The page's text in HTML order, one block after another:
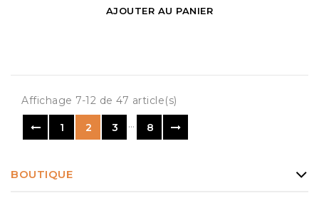
AJOUTER AU PANIER
Affichage 7-12 de 47 article(s)
1 2 3 … 8
BOUTIQUE